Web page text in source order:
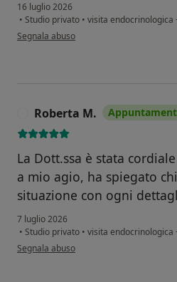
16 luglio 2026
• Studio privato • visita endocrinologica
secondo l'opinione dell'utente Adriano
Segnala abuso
Roberta M.
La Dott.ssa è stata
a mio agio, ha spiegato
situazione con ogni
7 luglio 2026
• Studio privato • visita endocrinologica
secondo l'opinione dell'utente Roberta M.
Segnala abuso